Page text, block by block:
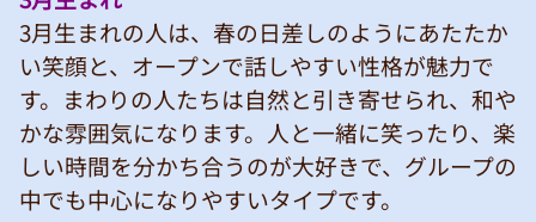
3月生まれの人は、春の日差しのようにあたたか
い笑顔と、オープンで話しやすい性格が魅力で
す。まわりの人たちは自然と引き寄せられ、和や
かな雰囲気になります。人と一緒に笑ったり、楽
しい時間を分かち合うのが大好きで、グループの
中でも中心になりやすいタイプです。